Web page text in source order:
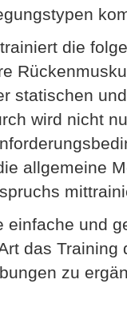
die
statischen
wird nicht
allgemeine
einfache und
das Training
zu